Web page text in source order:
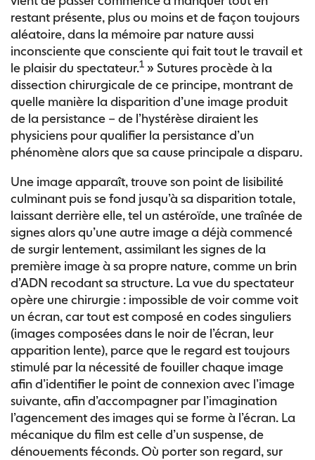
restant présente, plus ou moins et de façon toujours
aléatoire, dans la mémoire par nature aussi
inconsciente que consciente qui fait tout le travail et
le plaisir du spectateur.1 » Sutures procède à la
dissection chirurgicale de ce principe, montrant de
quelle manière la disparition d’une image produit
de la persistance – de l’hystérèse diraient les
physiciens pour qualifier la persistance d’un
phénomène alors que sa cause principale a disparu.
Une image apparaît, trouve son point de lisibilité
culminant puis se fond jusqu’à sa disparition totale,
laissant derrière elle, tel un astéroïde, une traînée de
signes alors qu’une autre image a déjà commencé
de surgir lentement, assimilant les signes de la
première image à sa propre nature, comme un brin
d’ADN recodant sa structure. La vue du spectateur
opère une chirurgie : impossible de voir comme voit
un écran, car tout est composé en codes singuliers
(images composées dans le noir de l’écran, leur
apparition lente), parce que le regard est toujours
stimulé par la nécessité de fouiller chaque image
afin d’identifier le point de connexion avec l’image
suivante, afin d’accompagner par l’imagination
l’agencement des images qui se forme à l’écran. La
mécanique du film est celle d’un suspense, de
dénouements féconds. Où porter son regard, sur